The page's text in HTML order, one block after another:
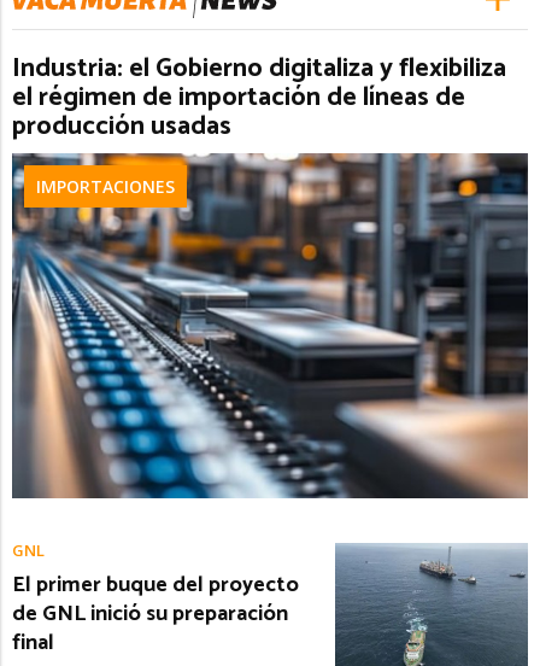
Industria: el Gobierno digitaliza y flexibiliza
el régimen de importación de líneas de
producción usadas
IMPORTACIONES
GNL
El primer buque del proyecto
de GNL inició su preparación
final